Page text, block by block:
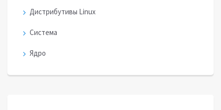
Дистрибутивы Linux
Система
Ядро